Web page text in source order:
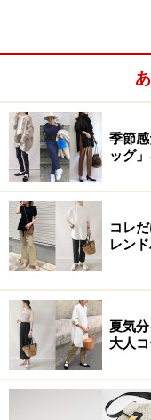
ュエリー「Filzis」
Page３：様々なマ
を楽しめるジュエリ
Page４：「tausche
かけって？
次のページでは
「tausche」をご紹
季節
ッグ
コレ
レン
夏気
大人